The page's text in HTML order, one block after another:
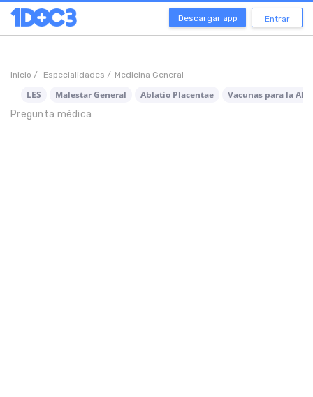
Descargar app Entrar
Inicio / Especialidades / Medicina General
LES Malestar General Ablatio Placentae
Vacunas para la
Pregunta médica